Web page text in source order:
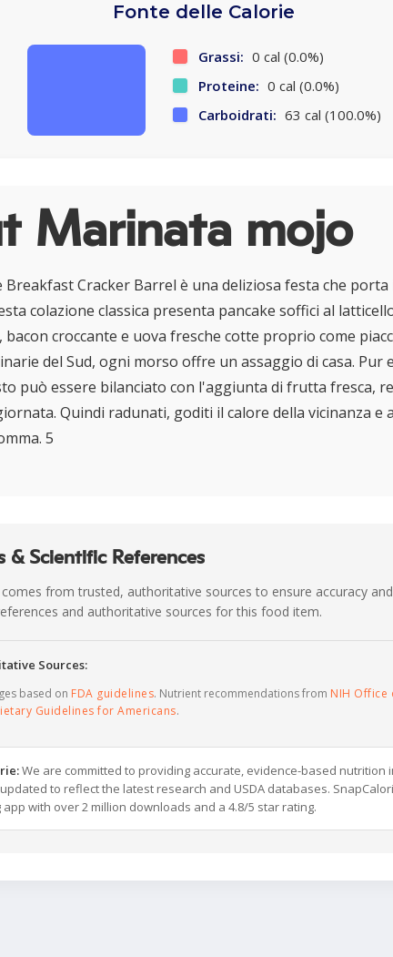
Fonte delle Calorie
Grassi: 0 cal (0.0%)
Proteine: 0 cal (0.0%)
Carboidrati: 63 cal (100.0%)
Marinata mojo
Breakfast Cracker Barrel è una deliziosa festa che
colazione classica presenta pancake soffici al
croccante e uova fresche cotte proprio come
del Sud, ogni morso offre un assaggio di casa. Pur
può essere bilanciato con l'aggiunta di frutta fresca,
Quindi radunati, goditi il calore della vicinanza e
5
& Scientific References
from trusted, authoritative sources to ensure accuracy
and authoritative sources for this food item.
Sources:
based on FDA guidelines. Nutrient recommendations from NIH Office
Guidelines for Americans.
We are committed to providing accurate, evidence-based nutrition
to reflect the latest research and USDA databases.
with over 2 million downloads and a 4.8/5 star rating.